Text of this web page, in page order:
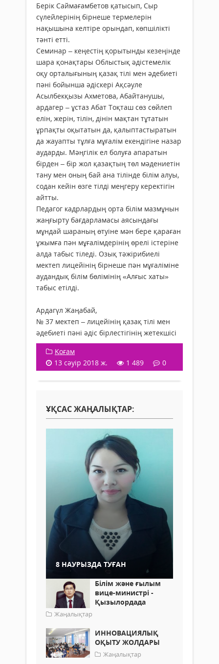
Берік Саймағамбетов қатысып, Сыр
сүлейлерінің бірнеше термелерін
нақышына келтіре орындап, көпшілікті
тәнті етті.
Семинар – кеңестің қорытынды кезеңінде
шара қонақтары Облыстық әдістемелік
оқу орталығының қазақ тілі мен әдебиеті
пәні бойынша әдіскері Ақсәуле
Асылбекқызы Ахметова, Абайтанушы,
ардагер – ұстаз Абат Тоқташ сөз сөйлеп
елін, жерін, тілін, дінін мақтан тұтатын
ұрпақты оқытатын да, қалыптастыратын
да жауапты тұлға мұғалім екендігіне назар
аударды. Мәңгілік ел болуға апаратын
бірден – бір жол қазақтың төл мәдениетін
тану мен оның бай ана тілінде білім алуы,
содан кейін өзге тілді меңгеру керектігін
айтты.
Педагог кадрлардың орта білім мазмұнын
жаңғырту бағдарламасы аясындағы
мұндай шараның өтуіне мән бере қараған
ұжымға пән мұғалімдерінің өрелі істеріне
алда табыс тіледі. Озық тәжірибиелі
мектеп лицейінің бірнеше пән мұғаліміне
аудандық білім бөлімінің «Алғыс хаты»
табыс етілді.
Ардагүл Жаңабай,
№ 37 мектеп – лицейінің қазақ тілі мен
әдебиеті пәні әдіс бірлестігінің жетекшісі
Қоғам
13 сәуір 2018 ж.
1 489 0
ҰҚСАС ЖАҢАЛЫҚТАР:
8 НАУРЫЗДА ТУҒАН
Білім және ғылым
вице-министрі -
Қызылордада
Жаңалықтар
ИННОВАЦИЯЛЫҚ
ОҚЫТУ ЖОЛДАРЫ
Жаңалықтар